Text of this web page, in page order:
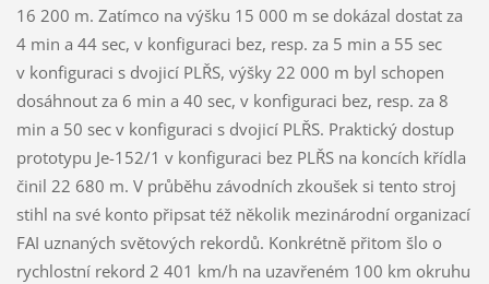
16 200 m. Zatímco na výšku 15 000 m se dokázal dostat za
4 min a 44 sec, v konfiguraci bez, resp. za 5 min a 55 sec
v konfiguraci s dvojicí PLŘS, výšky 22 000 m byl schopen
dosáhnout za 6 min a 40 sec, v konfiguraci bez, resp. za 8
min a 50 sec v konfiguraci s dvojicí PLŘS. Praktický dostup
prototypu Je-152/1 v konfiguraci bez PLŘS na koncích křídla
činil 22 680 m. V průběhu závodních zkoušek si tento stroj
stihl na své konto připsat též několik mezinárodní organizací
FAI uznaných světových rekordů. Konkrétně přitom šlo o
rychlostní rekord 2 401 km/h na uzavřeném 100 km okruhu